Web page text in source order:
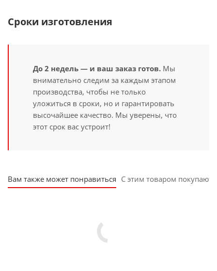
Сроки изготовления
До 2 недель — и ваш заказ готов. Мы
внимательно следим за каждым этапом
производства, чтобы не только
уложиться в сроки, но и гарантировать
высочайшее качество. Мы уверены, что
этот срок вас устроит!
Вам также может понравиться С этим товаром покупают